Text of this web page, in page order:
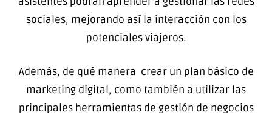
sociales, mejorando así la interacción con los
potenciales viajeros.
Además, de qué manera crear un plan básico de
marketing digital, como también a utilizar las
principales herramientas de gestión de negocios